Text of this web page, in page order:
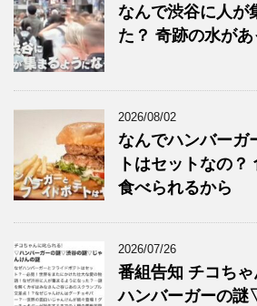
なんで渋谷に人が
た？ 奇跡の水があ
2026/08/02
なんでハンバーガ
トはセットなの
食べられるから
2026/07/26
番組告知 チコち
ハンバーガーの